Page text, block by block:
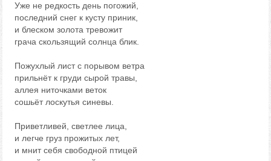
Уже не редкость день погожий,
последний снег к кусту приник,
и блеском золота тревожит
грача скользящий солнца блик.
Пожухлый лист с порывом ветра
прильнёт к груди сырой травы,
аллея ниточками веток
сошьёт лоскутья синевы.
Приветливей, светлее лица,
и легче груз прожитых лет,
и мнит себя свободной птицей